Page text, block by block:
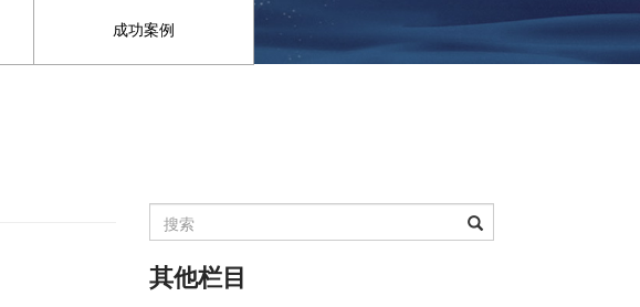
成功案例
其他栏目